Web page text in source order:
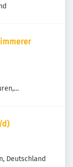
d)
Deutschland